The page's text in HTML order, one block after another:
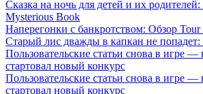
Сказка на ночь для детей и их
Mysterious Book
Наперегонки с банкротством: Обзор Tour
Старый лис дважды в капкан не попадет:
Пользовательские статьи снова в игре —
стартовал новый конкурс
Пользовательские статьи снова в игре —
стартовал новый конкурс